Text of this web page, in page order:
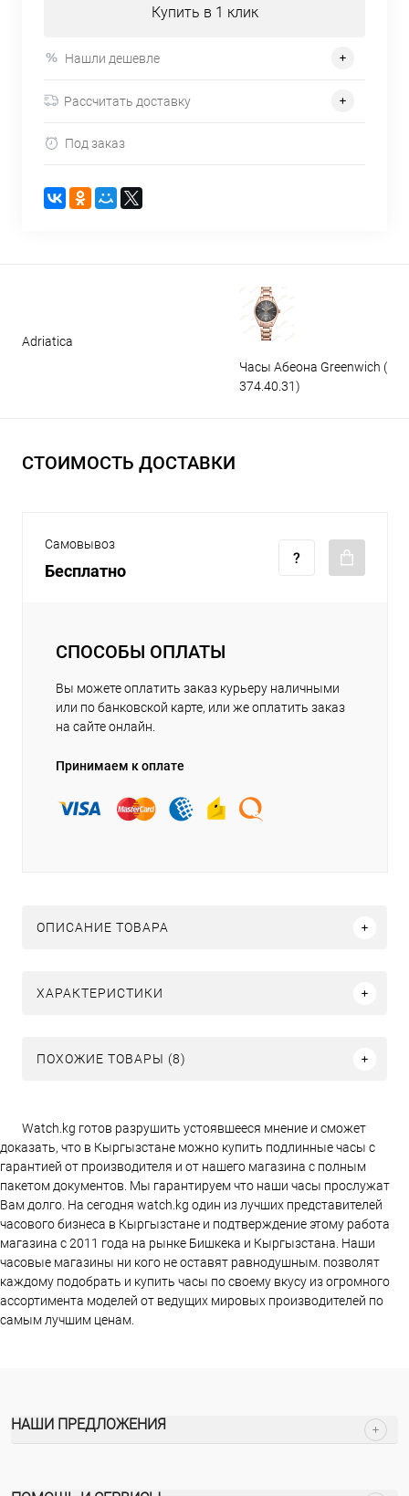
Купить в 1 клик
Нашли дешевле
Рассчитать доставку
Под заказ
Adriatica
Часы Абеона Greenwich (GW
374.40.31)
СТОИМОСТЬ ДОСТАВКИ
Самовывоз
Бесплатно
СПОСОБЫ ОПЛАТЫ
Вы можете оплатить заказ курьеру наличными
или по банковской карте, или же оплатить заказ
на сайте онлайн.
Принимаем к оплате
ОПИСАНИЕ ТОВАРА
ХАРАКТЕРИСТИКИ
ПОХОЖИЕ ТОВАРЫ (8)
Watch.kg готов разрушить устоявшееся мнение и сможет
доказать, что в Кыргызстане можно купить подлинные часы с
гарантией от производителя и от нашего магазина с полным
пакетом документов. Мы гарантируем что наши часы прослужат
Вам долго. На сегодня watch.kg один из лучших представителей
часового бизнеса в Кыргызстане и подтверждение этому работа
магазина c 2011 года на рынке Бишкека и Кыргызстана. Наши
часовые магазины ни кого не оставят равнодушным. позволят
каждому подобрать и купить часы по своему вкусу из огромного
ассортимента моделей от ведущих мировых производителей по
самым лучшим ценам.
НАШИ ПРЕДЛОЖЕНИЯ